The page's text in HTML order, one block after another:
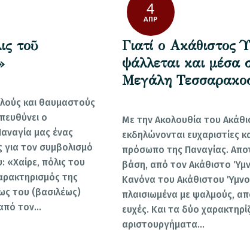
τοῦ
και θαυμαστούς
ο
μας ένας
για τον συμβολισμό
«Χαίρε, πόλις του
της
του (βασιλέως)
τον…
4
ΑΠΡ
Γιατί ο Ακάθιστος
ψάλλεται και μέσα
Μεγάλη
Με την Ακολουθία του
εκδηλώνονται ευχαριστίες
πρόσωπο της Παναγίας.
βάση, από τον Ακάθιστο
Κανόνα του Ακάθιστου
πλαισιωμένα με ψαλμούς,
ευχές. Και τα δύο
αριστουργήματα…